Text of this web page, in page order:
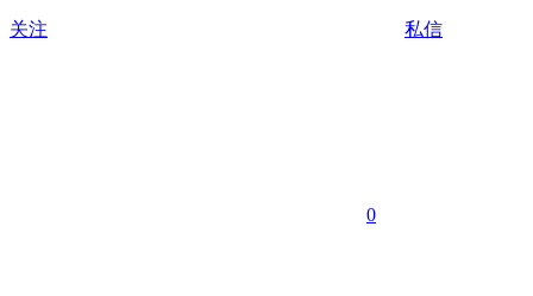
关注 私信
0